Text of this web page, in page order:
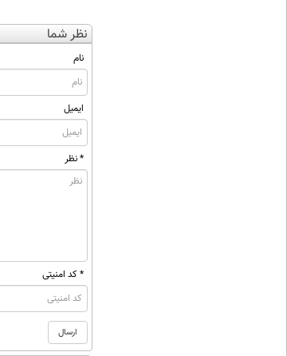
نظر شما
نام
ایمیل
* نظر
* کد امنیتی